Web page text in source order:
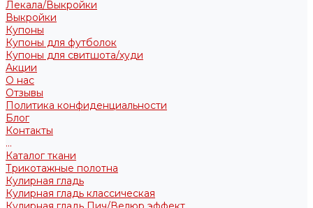
Лекала/Выкройки
Выкройки
Купоны
Купоны для футболок
Купоны для свитшота/худи
Акции
О нас
Отзывы
Политика конфиденциальности
Блог
Контакты
...
Каталог ткани
Трикотажные полотна
Кулирная гладь
Кулирная гладь классическая